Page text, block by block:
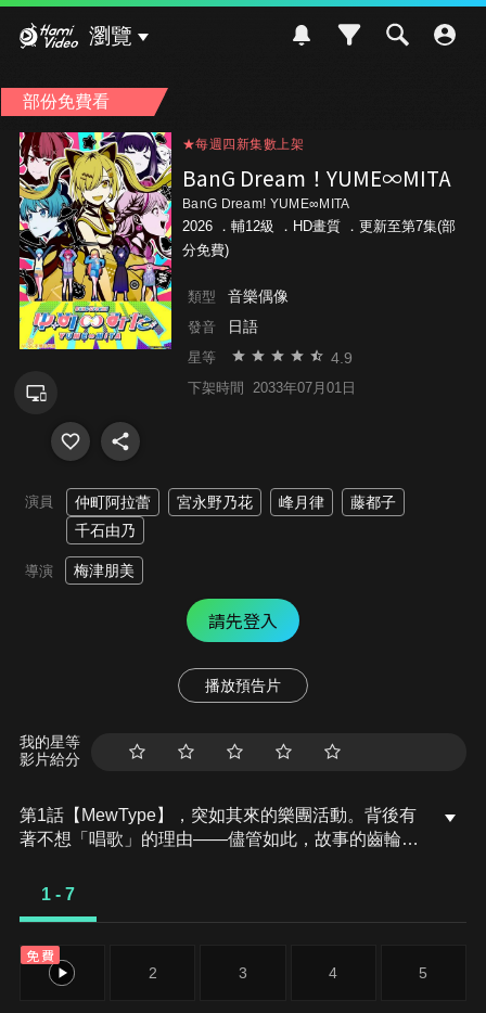
瀏覽
部份免費看
★每週四新集數上架
★每週四新集數上架
BanG Dream！YUME∞MITA
BanG Dream! YUME∞MITA
2026 ． 輔12級
．HD畫質 ．更新至第7集(部
分免費)
類型 音樂偶像
發音 日語
星等 4.9
下架時間 2033年07月01日
演員 仲町阿拉蕾 宮永野乃花 峰月律
藤都子
千石由乃
導演 梅津朋美
請先登入
播放預告片
我的星等
影片給分
第1話【MewType】，突如其來的樂團活動。背後有
著不想「唱歌」的理由——儘管如此，故事的齒輪仍
1 - 7
免費
1 2 3 4 5